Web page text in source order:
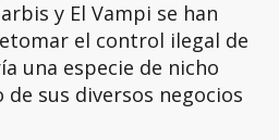
y El Vampi se han
el control ilegal de
una especie de nicho
de sus diversos negocios